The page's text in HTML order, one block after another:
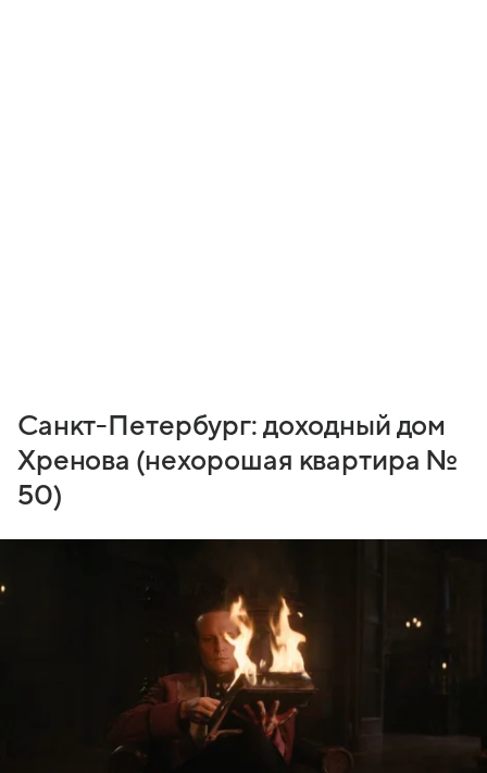
Санкт-Петербург: доходный дом
Хренова (нехорошая квартира №
50)